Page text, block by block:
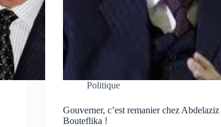
Politique
Gouverner, c’est remanier chez Abdelaziz
Bouteflika !